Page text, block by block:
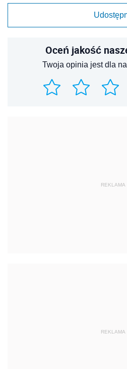
Oceń jakość
Twoja opinia jest dla
REKLAMA
REKLAMA